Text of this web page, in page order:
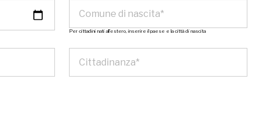
Per cittadini nati all’estero, inserire il paese e la città di nascita